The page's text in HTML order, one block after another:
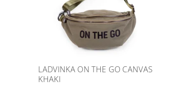
LADVINKA ON THE GO CANVAS
KHAKI